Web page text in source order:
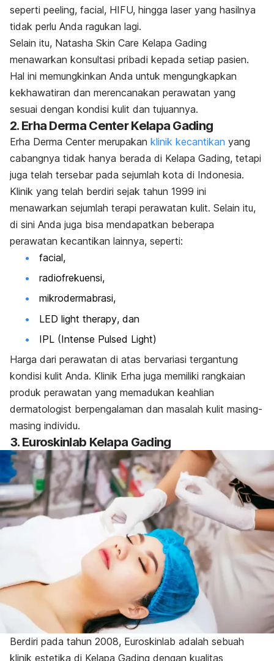
seperti peeling, facial, HIFU, hingga laser yang hasilnya
tidak perlu Anda ragukan lagi.
Selain itu, Natasha Skin Care Kelapa Gading
menawarkan konsultasi pribadi kepada setiap pasien.
Hal ini memungkinkan Anda untuk mengungkapkan
kekhawatiran dan merencanakan perawatan yang
sesuai dengan kondisi kulit dan tujuannya.
2. Erha Derma Center Kelapa Gading
Erha Derma Center merupakan klinik kecantikan yang
cabangnya tidak hanya berada di Kelapa Gading, tetapi
juga telah tersebar pada sejumlah kota di Indonesia.
Klinik yang telah berdiri sejak tahun 1999 ini
menawarkan sejumlah terapi perawatan kulit. Selain itu,
di sini Anda juga bisa mendapatkan beberapa
perawatan kecantikan lainnya, seperti:
facial,
radiofrekuensi,
mikrodermabrasi,
LED light therapy, dan
IPL (Intense Pulsed Light)
Harga dari perawatan di atas bervariasi tergantung
kondisi kulit Anda. Klinik Erha juga memiliki rangkaian
produk perawatan yang memadukan keahlian
dermatologist berpengalaman dan masalah kulit masing-
masing individu.
3. Euroskinlab Kelapa Gading
Berdiri pada tahun 2008, Euroskinlab adalah sebuah
klinik estetika di Kelapa Gading dengan kualitas